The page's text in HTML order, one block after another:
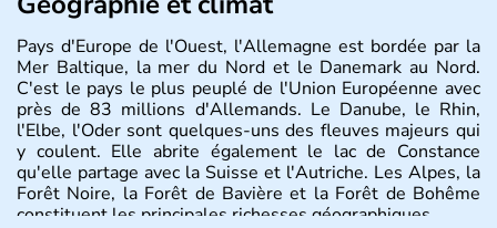
Pays d'Europe de l'Ouest, l'Allemagne est bordée par la
Mer Baltique, la mer du Nord et le Danemark au Nord.
C'est le pays le plus peuplé de l'Union Européenne avec
près de 83 millions d'Allemands. Le Danube, le Rhin,
l'Elbe, l'Oder sont quelques-uns des fleuves majeurs qui
y coulent. Elle abrite également le lac de Constance
qu'elle partage avec la Suisse et l'Autriche. Les Alpes, la
Forêt Noire, la Forêt de Bavière et la Forêt de Bohême
constituent les principales richesses géographiques.